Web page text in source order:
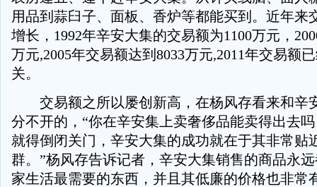
用品到蒜臼子、面板、香炉等都能买到。近年来
增长，1992年辛安大集的交易额为1100万元，
万元,2005年交易额达到8033万元,2011年交易额
关。
交易额之所以屡创新高，在杨风存看来和辛
分不开的，“你在辛安集上卖奢侈品能卖得出去
就得倒闭关门，辛安大集的成功就在于其非常贴
群。”杨风存告诉记者，辛安大集销售的商品永
家生活最需要的东西，并且其低廉的价格也非常